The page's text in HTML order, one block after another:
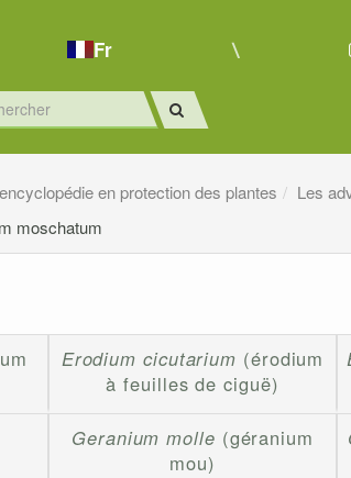
Fr
en protection des plantes Les
moschatum
Erodium cicutarium (érodium
à feuilles de ciguë)
Geranium molle (géranium
mou)